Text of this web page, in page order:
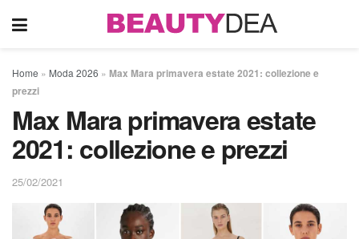
Home » Moda 2026 » Max Mara primavera estate 2021: collezione e
prezzi
Max Mara primavera estate
2021: collezione e prezzi
25/02/2021